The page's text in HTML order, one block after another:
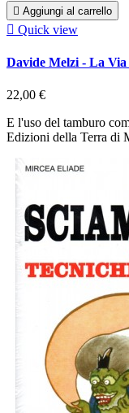
 Aggiungi al carrello
 Quick view
Davide Melzi - La Via
22,00 €
E l'uso del tamburo
Edizioni della Terra di